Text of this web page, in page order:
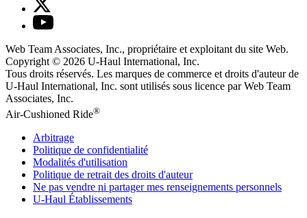
Web Team Associates, Inc., propriétaire et exploitant du site Web.
Copyright © 2026 U-Haul International, Inc.
Tous droits réservés. Les marques de commerce et droits d'auteur de
U-Haul International, Inc. sont utilisés sous licence par Web Team
Associates, Inc.
Air-Cushioned Ride®
Arbitrage
Politique de confidentialité
Modalités d'utilisation
Politique de retrait des droits d'auteur
Ne pas vendre ni partager mes renseignements personnels
U-Haul Établissements